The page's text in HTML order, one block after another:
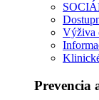
Výživa
Prevencia